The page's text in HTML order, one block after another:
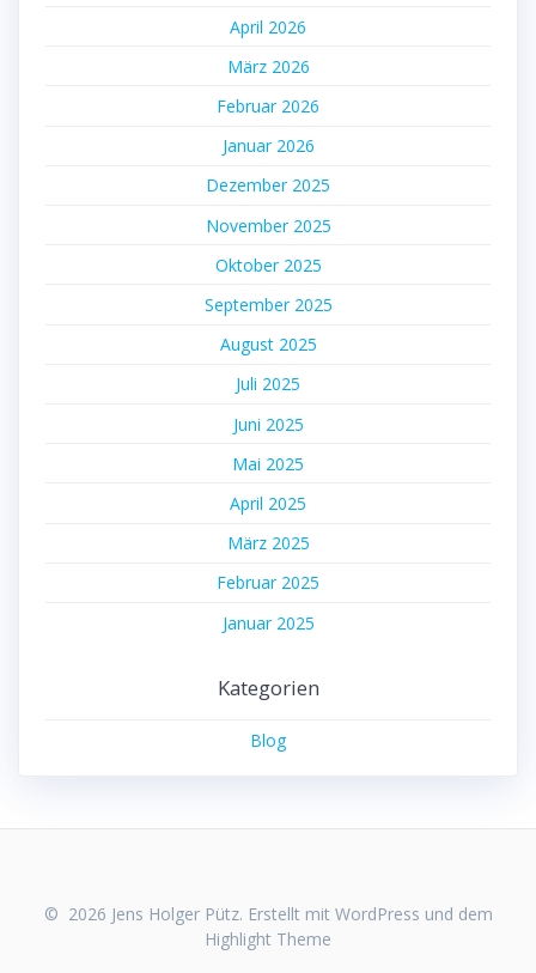
April 2026
März 2026
Februar 2026
Januar 2026
Dezember 2025
November 2025
Oktober 2025
September 2025
August 2025
Juli 2025
Juni 2025
Mai 2025
April 2025
März 2025
Februar 2025
Januar 2025
Kategorien
Blog
© 2026 Jens Holger Pütz. Erstellt mit WordPress und dem
Highlight Theme